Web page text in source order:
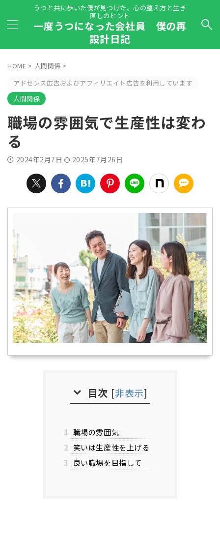
うつと共に歩いた僕が見つけた、心の整え方と生き
直しのヒント
一度うつになった会社員 僕の再
設計日記
HOME > 人間関係 >
アドセンス広告およびアフィリエイト広告を利用しています
人間関係
職場の雰囲気で生産性は変わ
る
2024年2月7日 2025年7月26日
目次 [非表示]
1 職場の雰囲気
2 笑いは生産性を上げる
3
良い職場を目指して